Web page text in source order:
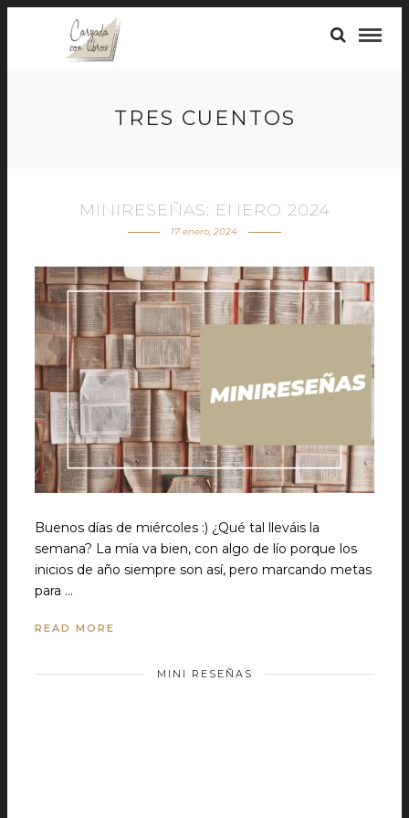
TRES CUENTOS
MINIRESEÑAS: ENERO 2024
17 enero, 2024
Buenos días de miércoles :) ¿Qué tal lleváis la
semana? La mía va bien, con algo de lío porque los
inicios de año siempre son así, pero marcando metas
para …
READ MORE
MINI RESEÑAS